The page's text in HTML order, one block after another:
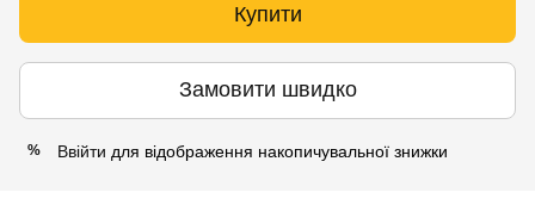
Купити
Замовити швидко
% Ввійти для відображення накопичувальної знижки